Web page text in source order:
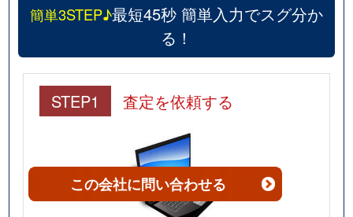
簡単3STEP♪最短45秒 簡単入力でスグ分か
る！
STEP1 査定を依頼する
この会社に問い合わせる